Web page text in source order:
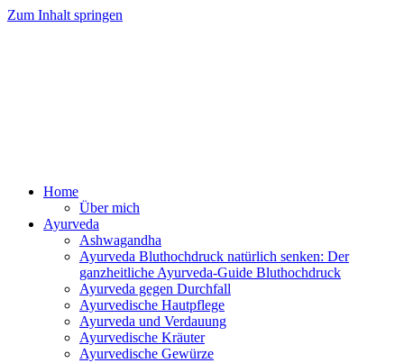
Zum Inhalt springen
Home
Über mich
Ayurveda
Ashwagandha
Ayurveda Bluthochdruck natürlich senken: Der
ganzheitliche Ayurveda-Guide Bluthochdruck
Ayurveda gegen Durchfall
Ayurvedische Hautpflege
Ayurveda und Verdauung
Ayurvedische Kräuter
Ayurvedische Gewürze